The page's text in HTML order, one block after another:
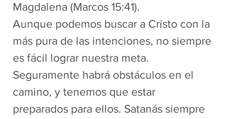
Magdalena (Marcos 15:41).
Aunque podemos buscar a Cristo con la
más pura de las intenciones, no siempre
es fácil lograr nuestra meta.
Seguramente habrá obstáculos en el
camino, y tenemos que estar
preparados para ellos. Satanás siempre